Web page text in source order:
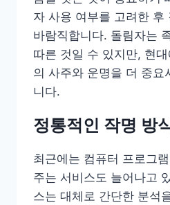
자 사용 여부를 고려한 후
바람직합니다. 돌림자는
따른 것일 수 있지만, 현
의 사주와 운명을 더 중요
니다.
정통적인 작명 방
최근에는 컴퓨터 프로그
주는 서비스도 늘어나고
스는 대체로 간단한 분석